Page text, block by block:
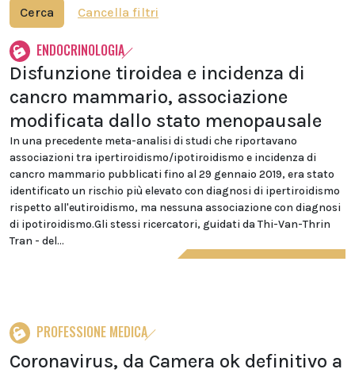
Cerca Cancella filtri
ENDOCRINOLOGIA
Disfunzione tiroidea e incidenza di
cancro mammario, associazione
modificata dallo stato menopausale
In una precedente meta-analisi di studi che riportavano
associazioni tra ipertiroidismo/ipotiroidismo e incidenza di
cancro mammario pubblicati fino al 29 gennaio 2019, era stato
identificato un rischio più elevato con diagnosi di ipertiroidismo
rispetto all'eutiroidismo, ma nessuna associazione con diagnosi
di ipotiroidismo.Gli stessi ricercatori, guidati da Thi-Van-Thrin
Tran - del...
PROFESSIONE MEDICA
Coronavirus, da Camera ok definitivo a